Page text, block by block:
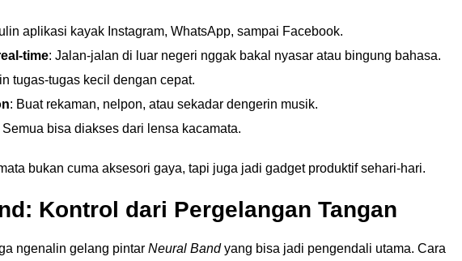
aplikasi kayak Instagram, WhatsApp, sampai Facebook.
time: Jalan-jalan di luar negeri nggak bakal nyasar atau bingung bahasa.
tugas-tugas kecil dengan cepat.
: Buat rekaman, nelpon, atau sekadar dengerin musik.
Semua bisa diakses dari lensa kacamata.
bukan cuma aksesori gaya, tapi juga jadi gadget produktif sehari-hari.
Kontrol dari Pergelangan Tangan
ngenalin gelang pintar Neural Bandyang bisa jadi pengendali utama. Cara